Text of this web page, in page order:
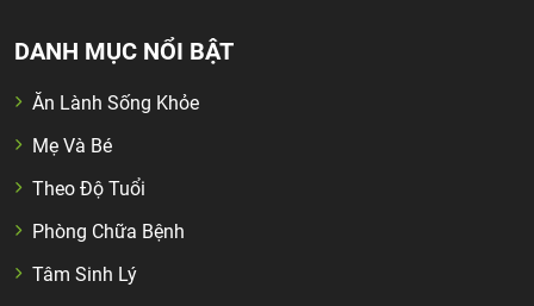
DANH MỤC NỔI BẬT
Ăn Lành Sống Khỏe
Mẹ Và Bé
Theo Độ Tuổi
Phòng Chữa Bệnh
Tâm Sinh Lý